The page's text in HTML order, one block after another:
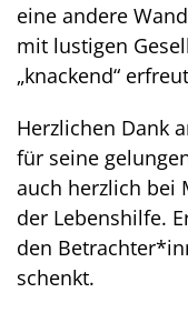
eine andere
mit lustigen
„knackend“
Herzlichen Dank
für seine
auch herzlich bei
der Lebenshilfe.
den
schenkt.